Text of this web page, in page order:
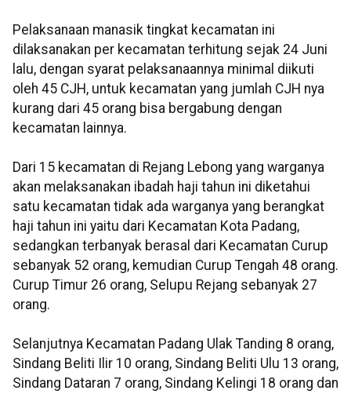
Pelaksanaan manasik tingkat kecamatan ini
dilaksanakan per kecamatan terhitung sejak 24 Juni
lalu, dengan syarat pelaksanaannya minimal diikuti
oleh 45 CJH, untuk kecamatan yang jumlah CJH nya
kurang dari 45 orang bisa bergabung dengan
kecamatan lainnya.
Dari 15 kecamatan di Rejang Lebong yang warganya
akan melaksanakan ibadah haji tahun ini diketahui
satu kecamatan tidak ada warganya yang berangkat
haji tahun ini yaitu dari Kecamatan Kota Padang,
sedangkan terbanyak berasal dari Kecamatan Curup
sebanyak 52 orang, kemudian Curup Tengah 48 orang.
Curup Timur 26 orang, Selupu Rejang sebanyak 27
orang.
Selanjutnya Kecamatan Padang Ulak Tanding 8 orang,
Sindang Beliti Ilir 10 orang, Sindang Beliti Ulu 13 orang,
Sindang Dataran 7 orang, Sindang Kelingi 18 orang dan